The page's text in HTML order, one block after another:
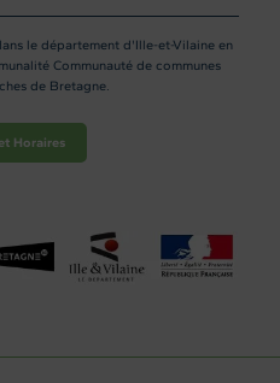
le département d'Ille-et-Vilaine en
Communauté de communes
de Bretagne.
Horaires